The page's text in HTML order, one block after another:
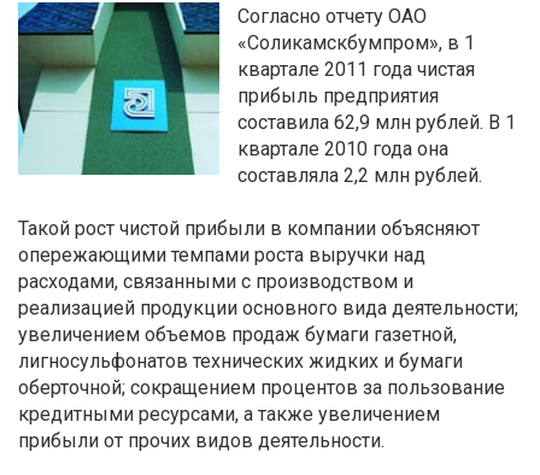
Согласно отчету ОАО
«Соликамскбумпром», в 1
квартале 2011 года чистая
прибыль предприятия
составила 62,9 млн рублей. В 1
квартале 2010 года она
составляла 2,2 млн рублей.
Такой рост чистой прибыли в компании объясняют
опережающими темпами роста выручки над
расходами, связанными с производством и
реализацией продукции основного вида деятельности;
увеличением объемов продаж бумаги газетной,
лигносульфонатов технических жидких и бумаги
оберточной; сокращением процентов за пользование
кредитными ресурсами, а также увеличением
прибыли от прочих видов деятельности.